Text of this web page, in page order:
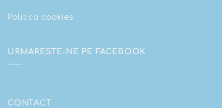
Politica cookies
URMARESTE-NE PE FACEBOOK
CONTACT